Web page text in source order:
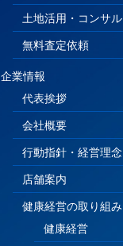
土地活用・コンサル
無料査定依頼
企業情報
代表挨拶
会社概要
行動指針・経営理念
店舗案内
健康経営の取り組み
健康経営